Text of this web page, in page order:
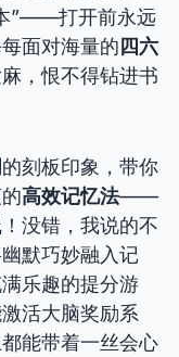
”——打开前永远
面对海量的 四六
，恨不得钻进书
的刻板印象，带你
高效记忆法——
没错，我说的不
默巧妙融入记
乐趣的提分游
活大脑奖励系
能带着一丝会心